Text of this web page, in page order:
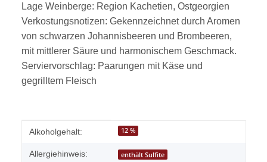
Lage Weinberge: Region Kachetien, Ostgeorgien
Verkostungsnotizen: Gekennzeichnet durch Aromen
von schwarzen Johannisbeeren und Brombeeren,
mit mittlerer Säure und harmonischem Geschmack.
Serviervorschlag: Paarungen mit Käse und
gegrilltem Fleisch
Produkteigenschaft
Wert
Alkoholgehalt: 12 %
Allergiehinweis: enthält Sulfite